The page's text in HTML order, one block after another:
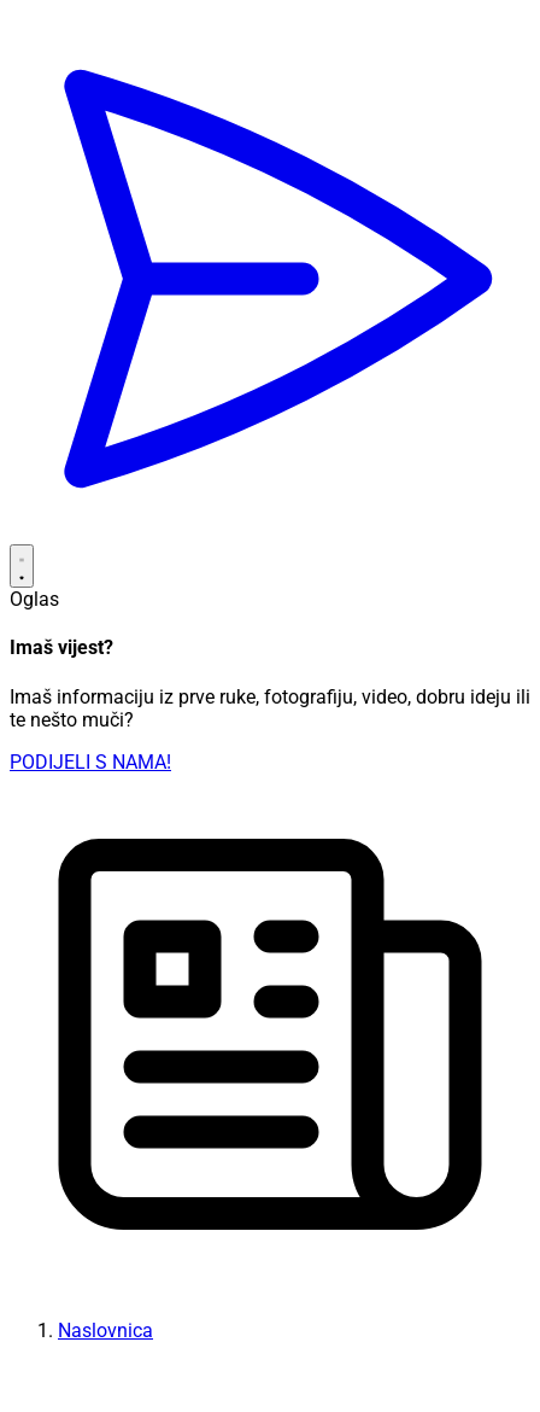
Oglas
Imaš vijest?
Imaš informaciju iz prve ruke, fotografiju, video, dobru ideju ili
te nešto muči?
PODIJELI S NAMA!
Naslovnica